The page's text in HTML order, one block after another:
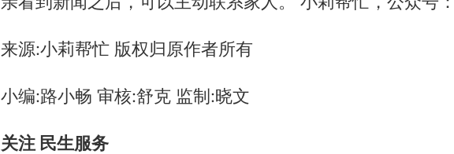
来源:小莉帮忙 版权归原作者所有
小编:路小畅 审核:舒克 监制:晓文
关注 民生服务